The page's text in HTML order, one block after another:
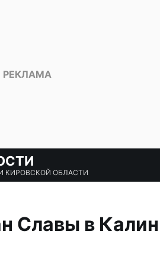
КИРОВСКОЙ ОБЛАСТИ
Славы в